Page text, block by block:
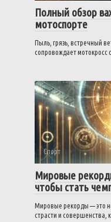
Полный обзор
мотоспорте
Пыль, грязь, встречный
сопровождает мотокросс с
Спорт
Мировые
чтобы стать
Мировые рекорды — это
страсти и совершенства,